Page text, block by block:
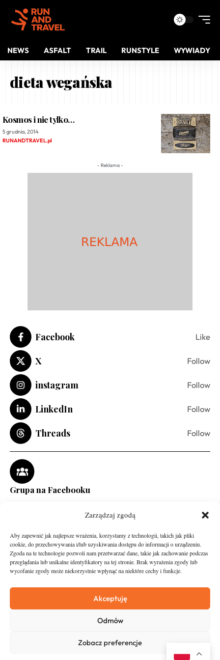
Zarządzaj zgodą
Aby zapewnić jak najlepsze wrażenia, korzystamy z technologii, takich jak pliki
cookie, do przechowywania i/lub uzyskiwania dostępu do informacji o urządzeniu.
Zgoda na te technologie pozwoli nam przetwarzać dane, takie jak zachowanie podczas
przeglądania lub unikalne identyfikatory na tej stronie. Brak wyrażenia zgody lub
wycofanie zgody może niekorzystnie wpłynąć na niektóre cechy i funkcje.
Akceptuję
Odmów
Zobacz preferencje
NEWS ASFALT TRAIL RUNSTYLE WYWIADY
dieta wegańska
Kosmos i nie tylko…
5 grudnia, 2014
RUNANDTRAVEL.pl
- Reklama -
Facebook Like
X Follow
instagram Follow
LinkedIn Follow
Threads Follow
Grupa na Facebooku
Asfalt
O nas
Zostań Patronem
Kontakt